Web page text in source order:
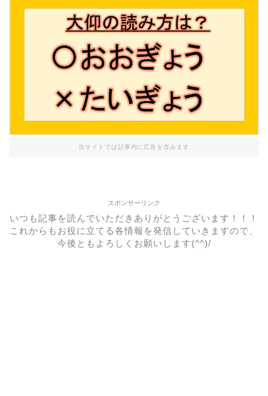
当サイトでは記事内に広告を含みます
スポンサーリンク
いつも記事を読んでいただきありがとうございます！！！
これからもお役に立てる各情報を発信していきますので、
今後ともよろしくお願いします(^^)/